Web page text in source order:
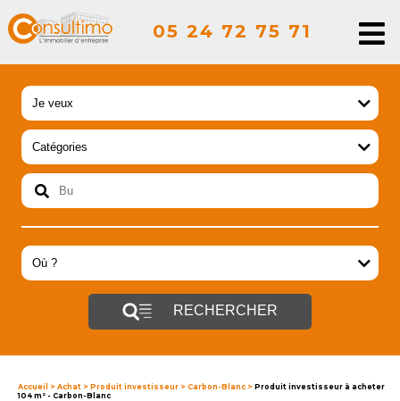
05 24 72 75 71
RECHERCHER
Accueil > Achat > Produit investisseur > Carbon-Blanc > Produit investisseur à acheter
104 m² - Carbon-Blanc